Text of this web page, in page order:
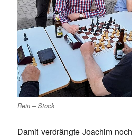
Rein – Stock
Damit verdrängte Joachim